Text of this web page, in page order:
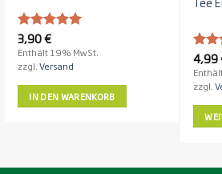
Bewertet
mit5von
5
3,90€
Enthält 19% MwSt.
zzgl.Versand
IN DEN WARENKORB
mit
5
4,99
zzgl.